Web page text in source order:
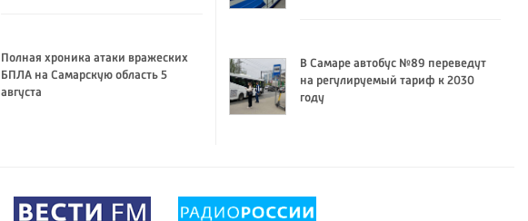
Полная хроника атаки вражеских
БПЛА на Самарскую область 5
августа
В Самаре автобус №89 переведут
на регулируемый тариф к 2030
году